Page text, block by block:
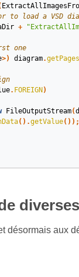
load a VSD
+
one
>) diagram.getPages
. FOREIGN )
FileOutputStream(
().getValue());
désormais aux